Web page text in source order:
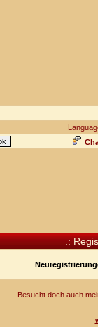
.:
Besucht doch auch